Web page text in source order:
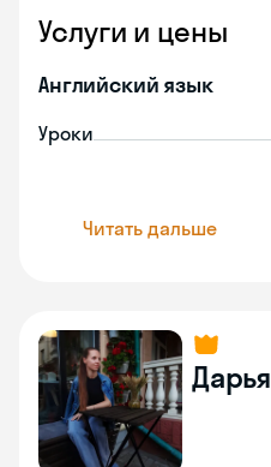
Услуги и цены
Английский язык
Уроки
Читать дальше
Дарья